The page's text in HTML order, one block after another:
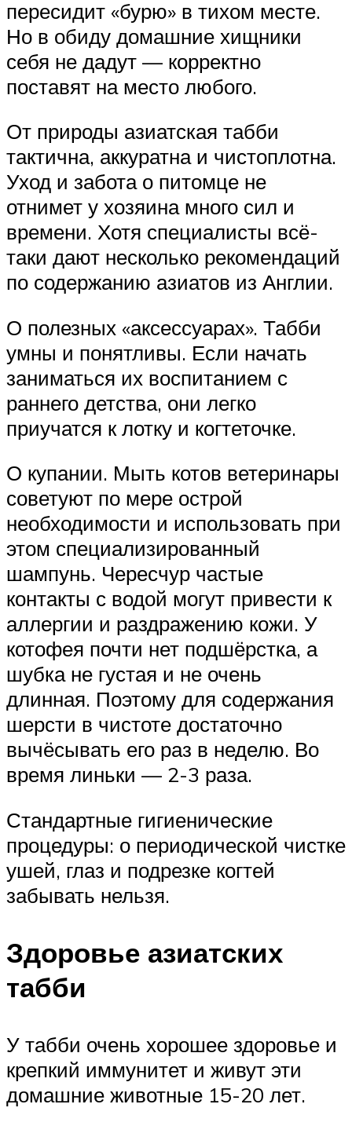
пересидит «бурю» в тихом месте.
Но в обиду домашние хищники
себя не дадут — корректно
поставят на место любого.
От природы азиатская табби
тактична, аккуратна и чистоплотна.
Уход и забота о питомце не
отнимет у хозяина много сил и
времени. Хотя специалисты всё-
таки дают несколько рекомендаций
по содержанию азиатов из Англии.
О полезных «аксессуарах». Табби
умны и понятливы. Если начать
заниматься их воспитанием с
раннего детства, они легко
приучатся к лотку и когтеточке.
О купании. Мыть котов ветеринары
советуют по мере острой
необходимости и использовать при
этом специализированный
шампунь. Чересчур частые
контакты с водой могут привести к
аллергии и раздражению кожи. У
котофея почти нет подшёрстка, а
шубка не густая и не очень
длинная. Поэтому для содержания
шерсти в чистоте достаточно
вычёсывать его раз в неделю. Во
время линьки — 2-3 раза.
Стандартные гигиенические
процедуры: о периодической чистке
ушей, глаз и подрезке когтей
забывать нельзя.
Здоровье азиатских
табби
У табби очень хорошее здоровье и
крепкий иммунитет и живут эти
домашние животные 15-20 лет.